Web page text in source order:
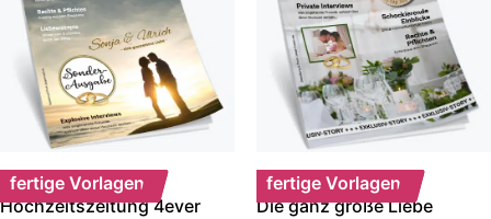
fertige Vorlagen
Hochzeitszeitung 4ever
fertige Vorlagen
Die ganz große Liebe